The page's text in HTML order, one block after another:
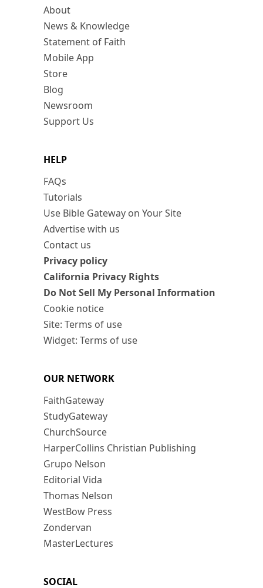
About
News & Knowledge
Statement of Faith
Mobile App
Store
Blog
Newsroom
Support Us
HELP
FAQs
Tutorials
Use Bible Gateway on Your Site
Advertise with us
Contact us
Privacy policy
California Privacy Rights
Do Not Sell My Personal Information
Cookie notice
Site: Terms of use
Widget: Terms of use
OUR NETWORK
FaithGateway
StudyGateway
ChurchSource
HarperCollins Christian Publishing
Grupo Nelson
Editorial Vida
Thomas Nelson
WestBow Press
Zondervan
MasterLectures
SOCIAL